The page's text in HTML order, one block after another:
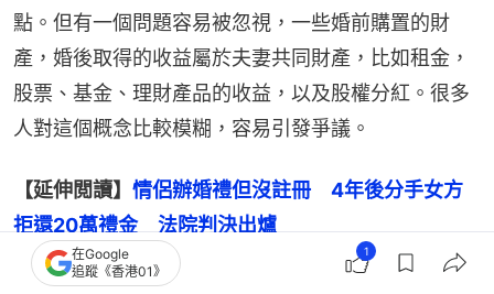
點。但有一個問題容易被忽視，一些婚前購置的財
產，婚後取得的收益屬於夫妻共同財產，比如租金，
股票、基金、理財產品的收益，以及股權分紅。很多
人對這個概念比較模糊，容易引發爭議。
【延伸閲讀】 情侶辦婚禮但沒註冊　4年後分手女方
拒還20萬禮金　法院判決出爐
在Google
追蹤《香港01》
1